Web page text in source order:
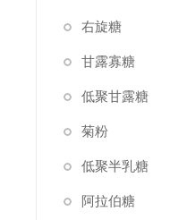
右旋糖
甘露寡糖
低聚甘露糖
菊粉
低聚半乳糖
阿拉伯糖